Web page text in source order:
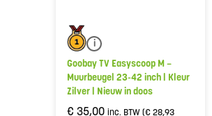
i
Goobay TV Easyscoop M –
Muurbeugel 23-42 inch | Kleur
Zilver | Nieuw in doos
€ 35,00 inc. BTW (€28,93